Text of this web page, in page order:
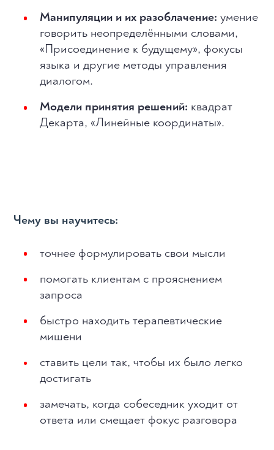
Манипуляции и их разоблачение: умение
говорить неопределёнными словами,
«Присоединение к будущему», фокусы
языка и другие методы управления
диалогом.
Модели принятия решений: квадрат
Декарта, «Линейные координаты».
Чему вы научитесь:
точнее формулировать свои мысли
помогать клиентам с прояснением
запроса
быстро находить терапевтические
мишени
ставить цели так, чтобы их было легко
достигать
замечать, когда собеседник уходит от
ответа или смещает фокус разговора